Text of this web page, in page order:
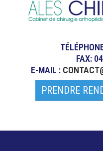
FAX:
E-MAIL :
PRENDRE